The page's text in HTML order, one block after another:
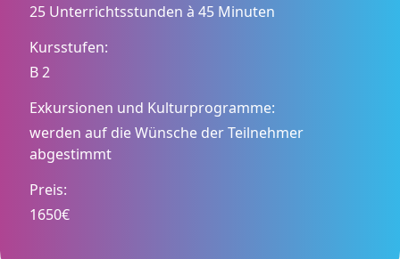
25 Unterrichtsstunden à 45 Minuten
Kursstufen:
B 2
Exkursionen und Kulturprogramme:
werden auf die Wünsche der Teilnehmer
abgestimmt
Preis:
1650€